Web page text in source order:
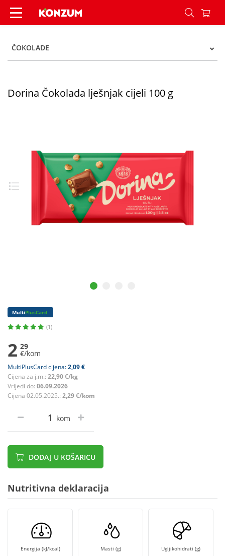
Dorina Čokolada lješnjak cijeli 100 g - Konzum
ČOKOLADE
Dorina Čokolada lješnjak cijeli 100 g
MultiPlusCard
(1)
2 29
€/kom
MultiPlusCard cijena:2,09 €
Cijena za j.m.: 22,90 €/kg
Vrijedi do: 06.09.2026
Cijena 02.05.2025.: 2,29 €/kom
kom
DODAJ U KOŠARICU
Nutritivna deklaracija
Energija (kJ/kcal) Masti (g) Ugljikohidrati (g)